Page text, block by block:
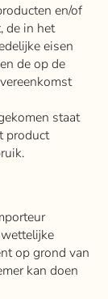
en/of
de in het
eisen
de op de
staat
product
op grond van
kan doen